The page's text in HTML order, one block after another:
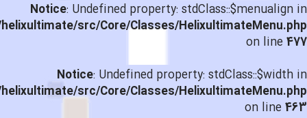
Notice: Undefined property: stdClass::$menualign in
src/Core/Classes/HelixultimateMenu.php
on line477
Notice: Undefined property: stdClass::$width in
src/Core/Classes/HelixultimateMenu.php
on line463